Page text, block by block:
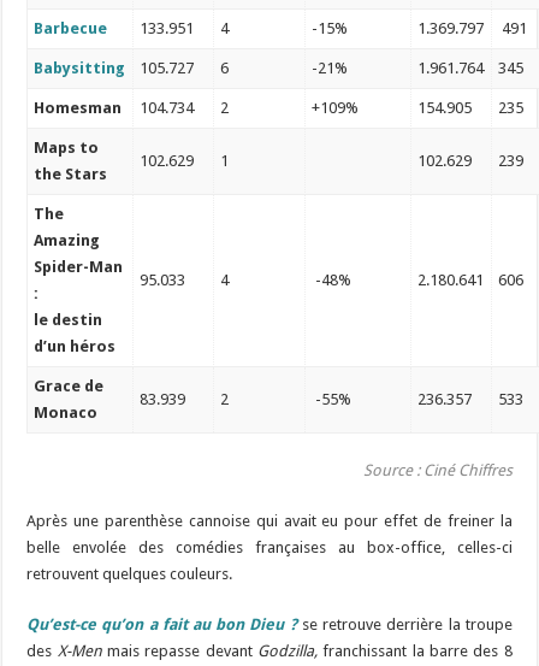
Barbecue 133.951 4 -15% 1.369.797 491
Babysitting 105.727 6 -21% 1.961.764 345
Homesman 104.734 2 +109% 154.905 235
Maps to
the Stars
102.629 1 102.629 239
The
Amazing
Spider-Man
:
le destin
d’un héros
95.033 4 -48% 2.180.641 606
Grace de
Monaco
83.939 2 -55% 236.357 533
Source : Ciné Chiffres
Après une parenthèse cannoise qui avait eu pour effet de freiner la
belle envolée des comédies françaises au box-office, celles-ci
retrouvent quelques couleurs.
Qu’est-ce qu’on a fait au bon Dieu ?se retrouve derrière la troupe
des X-Menmais repasse devant Godzilla,franchissant la barre des 8